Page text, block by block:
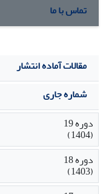
تماس با ما
مقالات آماده انتشار
شماره جاری
دوره 19
(1404)
دوره 18
(1403)